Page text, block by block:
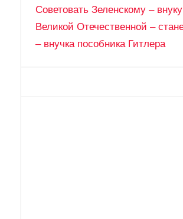
Советовать Зеленскому – внуку
Великой Отечественной –
– внучка пособника Гитлера